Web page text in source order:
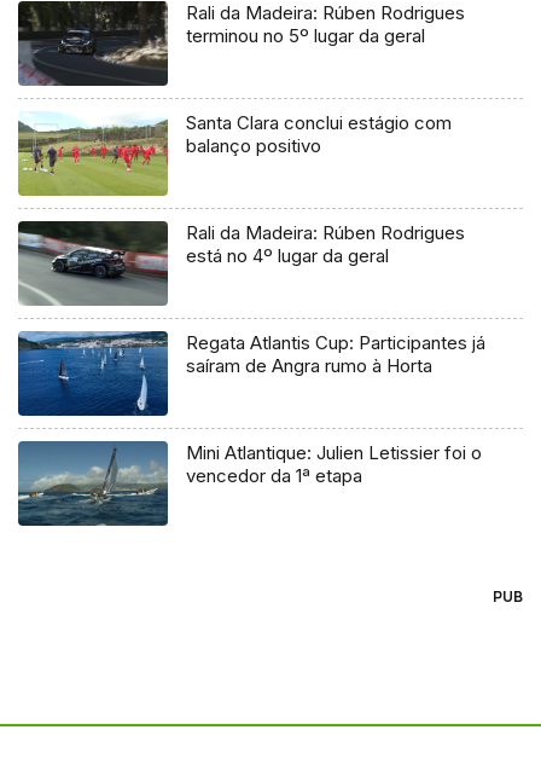
Rali da Madeira: Rúben Rodrigues
terminou no 5º lugar da geral
Santa Clara conclui estágio com
balanço positivo
Rali da Madeira: Rúben Rodrigues
está no 4º lugar da geral
Regata Atlantis Cup: Participantes já
saíram de Angra rumo à Horta
Mini Atlantique: Julien Letissier foi o
vencedor da 1ª etapa
PUB